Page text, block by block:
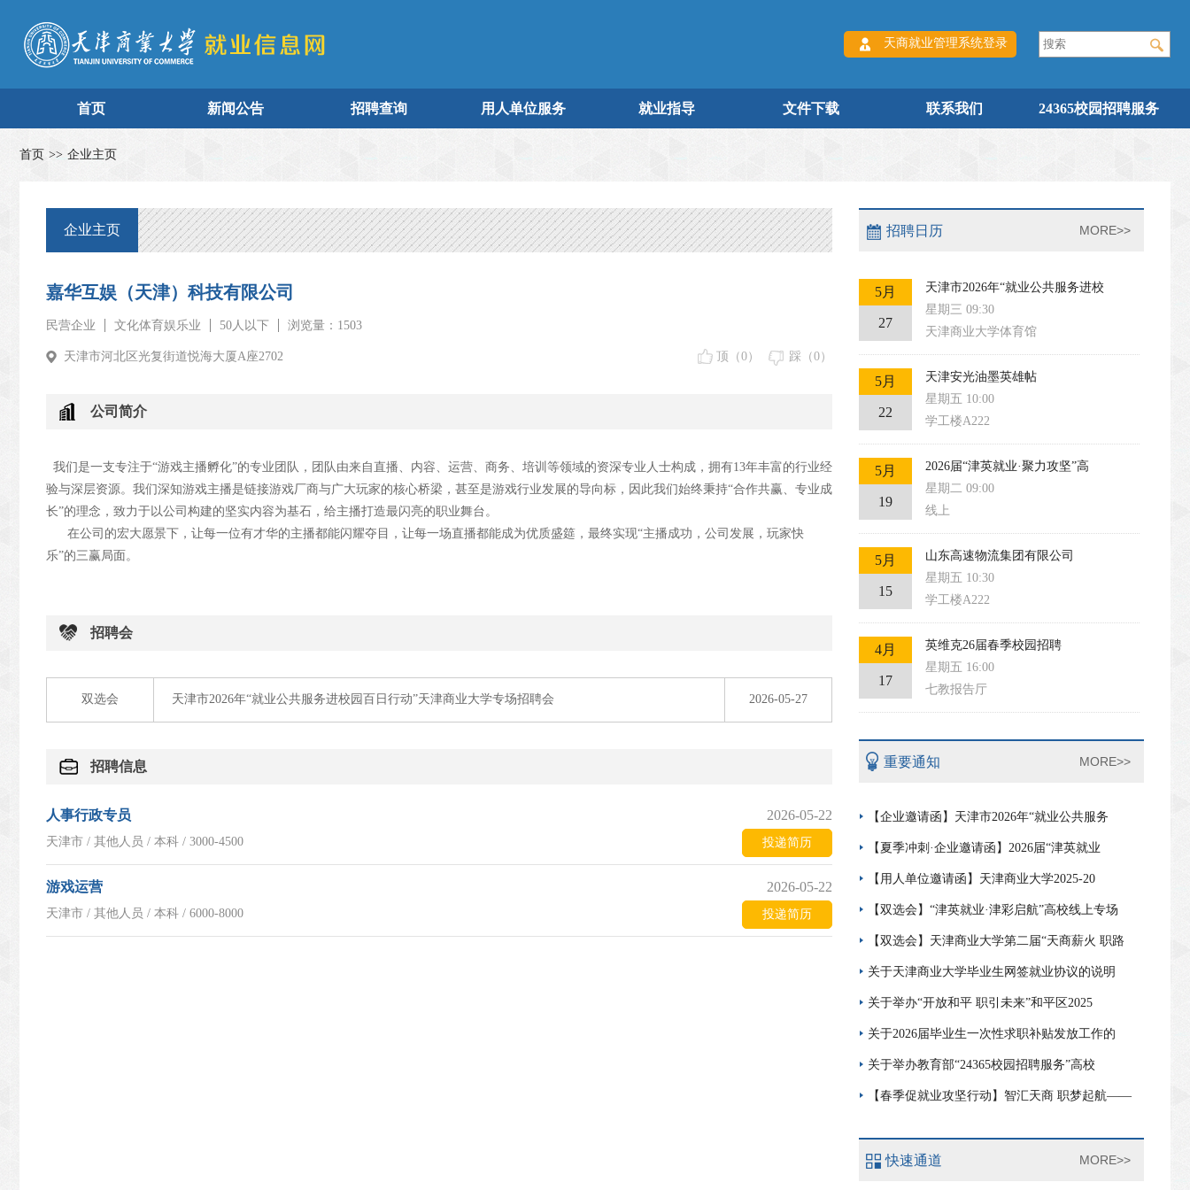
天商就业管理系统登录
首页 新闻公告 招聘查询 用人单位服务 就业指导 文件下载 联系我们 24365校园招聘服务
首页 >> 企业主页
企业主页
嘉华互娱（天津）科技有限公司
民营企业 文化体育娱乐业 50人以下 浏览量：1503
天津市河北区光复街道悦海大厦A座2702 顶（0） 踩（0）
公司简介
我们是一支专注于“游戏主播孵化”的专业团队，团队由来自直播、内容、运营、商务、培训等领域的资深专业人士构成，拥有13年丰富的行业经
验与深层资源。我们深知游戏主播是链接游戏厂商与广大玩家的核心桥梁，甚至是游戏行业发展的导向标，因此我们始终秉持“合作共赢、专业成
长”的理念，致力于以公司构建的坚实内容为基石，给主播打造最闪亮的职业舞台。
在公司的宏大愿景下，让每一位有才华的主播都能闪耀夺目，让每一场直播都能成为优质盛筵，最终实现“主播成功，公司发展，玩家快
乐”的三赢局面。
招聘会
双选会 天津市2026年“就业公共服务进校园百日行动”天津商业大学专场招聘会 2026-05-27
招聘信息
人事行政专员 2026-05-22
天津市 / 其他人员 / 本科 / 3000-4500 投递简历
游戏运营 2026-05-22
天津市 / 其他人员 / 本科 / 6000-8000 投递简历
招聘日历 MORE>>
5月
27
天津市2026年“就业公共服务进校
星期三 09:30
天津商业大学体育馆
5月
22
天津安光油墨英雄帖
星期五 10:00
学工楼A222
5月
19
2026届“津英就业·聚力攻坚”高
星期二 09:00
线上
5月
15
山东高速物流集团有限公司
星期五 10:30
学工楼A222
4月
17
英维克26届春季校园招聘
星期五 16:00
七教报告厅
重要通知 MORE>>
【企业邀请函】天津市2026年“就业公共服务
【夏季冲刺·企业邀请函】2026届“津英就业
【用人单位邀请函】天津商业大学2025-20
【双选会】“津英就业·津彩启航”高校线上专场
【双选会】天津商业大学第二届“天商薪火 职路
关于天津商业大学毕业生网签就业协议的说明
关于举办“开放和平 职引未来”和平区2025
关于2026届毕业生一次性求职补贴发放工作的
关于举办教育部“24365校园招聘服务”高校
【春季促就业攻坚行动】智汇天商 职梦起航——
快速通道 MORE>>